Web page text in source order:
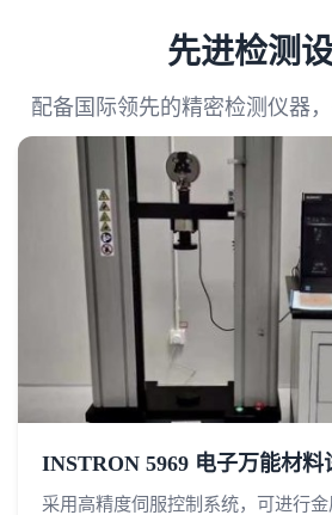
先进检测
配备国际领先的精密检测仪器
INSTRON 5969 电子万能材料
采用高精度伺服控制系统，可进行